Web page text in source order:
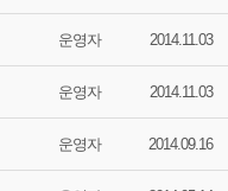
운영자 2014.11.03
운영자 2014.11.03
운영자 2014.09.16